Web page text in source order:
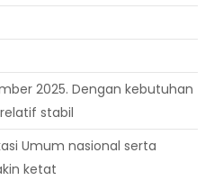
2025. Dengan kebutuhan
stabil
Umum nasional serta
ketat